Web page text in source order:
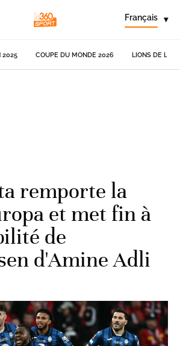
Français ▾
2025 COUPE DU MONDE 2026 LIONS DE
remporte la
et met fin à
de
d'Amine Adli